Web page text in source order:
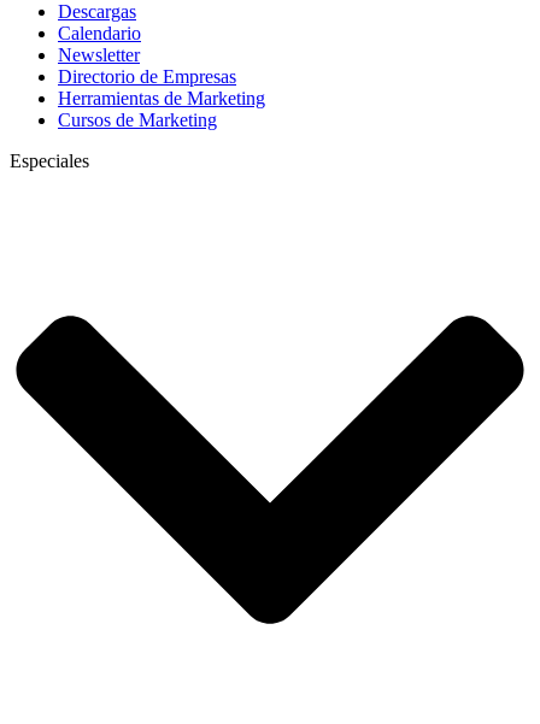
Descargas
Calendario
Newsletter
Directorio de Empresas
Herramientas de Marketing
Cursos de Marketing
Especiales